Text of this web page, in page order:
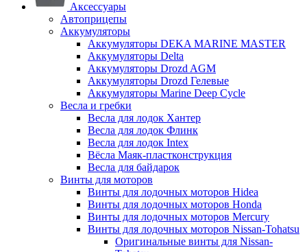
Аксессуары
Автоприцепы
Аккумуляторы
Аккумуляторы DEKA MARINE MASTER
Аккумуляторы Delta
Аккумуляторы Drozd AGM
Аккумуляторы Drozd Гелевые
Аккумуляторы Marine Deep Cycle
Весла и гребки
Весла для лодок Хантер
Весла для лодок Флинк
Весла для лодок Intex
Вёсла Маяк-пластконструкция
Весла для байдарок
Винты для моторов
Винты для лодочных моторов Hidea
Винты для лодочных моторов Honda
Винты для лодочных моторов Mercury
Винты для лодочных моторов Nissan-Tohatsu
Оригинальные винты для Nissan-